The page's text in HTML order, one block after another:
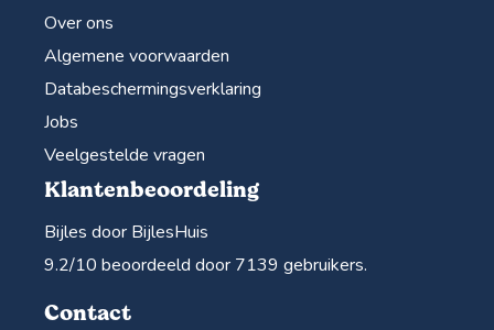
Over ons
Algemene voorwaarden
Databeschermingsverklaring
Jobs
Veelgestelde vragen
Klantenbeoordeling
Bijles door BijlesHuis
9.2/10 beoordeeld door 7139 gebruikers.
Contact